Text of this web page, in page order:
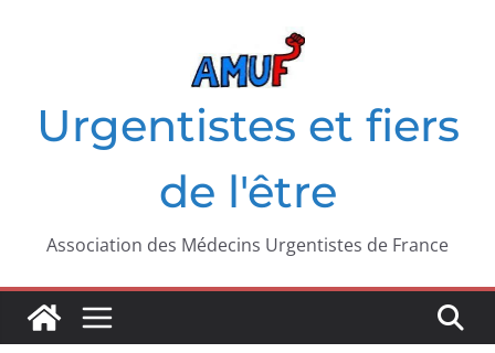
Urgentistes et fiers
de l'être
Association des Médecins Urgentistes de France